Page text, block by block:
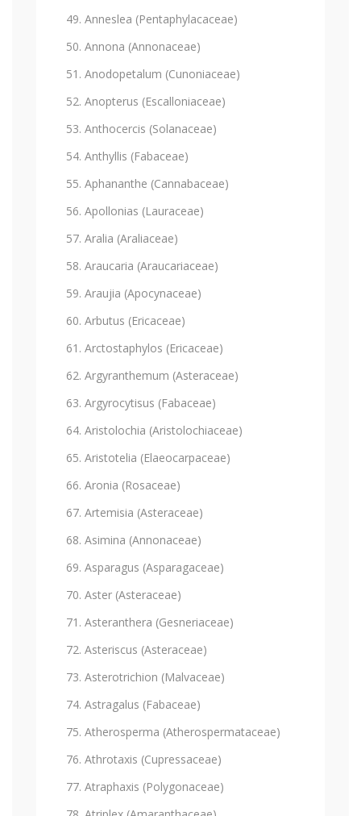
Anneslea (Pentaphylacaceae)
Annona (Annonaceae)
Anodopetalum (Cunoniaceae)
Anopterus (Escalloniaceae)
Anthocercis (Solanaceae)
Anthyllis (Fabaceae)
Aphananthe (Cannabaceae)
Apollonias (Lauraceae)
Aralia (Araliaceae)
Araucaria (Araucariaceae)
Araujia (Apocynaceae)
Arbutus (Ericaceae)
Arctostaphylos (Ericaceae)
Argyranthemum (Asteraceae)
Argyrocytisus (Fabaceae)
Aristolochia (Aristolochiaceae)
Aristotelia (Elaeocarpaceae)
Aronia (Rosaceae)
Artemisia (Asteraceae)
Asimina (Annonaceae)
Asparagus (Asparagaceae)
Aster (Asteraceae)
Asteranthera (Gesneriaceae)
Asteriscus (Asteraceae)
Asterotrichion (Malvaceae)
Astragalus (Fabaceae)
Atherosperma (Atherospermataceae)
Athrotaxis (Cupressaceae)
Atraphaxis (Polygonaceae)